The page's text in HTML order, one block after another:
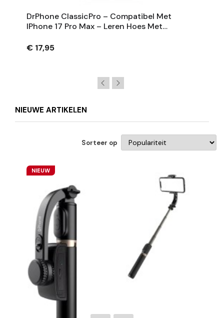
DrPhone ClassicPro – Compatibel Met
IPhone 17 Pro Max – Leren Hoes Met
MagSafe
€ 17,95
NIEUWE ARTIKELEN
Sorteer op
NIEUW